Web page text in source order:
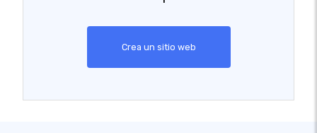
Crea un sitio web